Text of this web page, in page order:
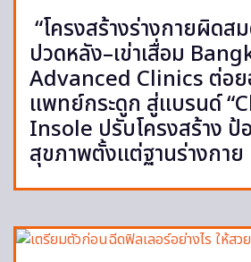
“โครงสร้างร่างกายผิดส
ปวดหลัง–เข่าเสื่อม
Advanced Clinics ต่อย
แพทย์กระดูก สู่แบรนด์
Insole ปรับโครงสร้าง
สุขภาพตั้งแต่ฐานร่างกาย